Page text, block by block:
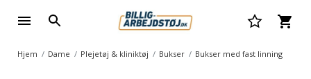
Hjem Dame Plejetøj & kliniktøj Bukser Bukser med fast linning